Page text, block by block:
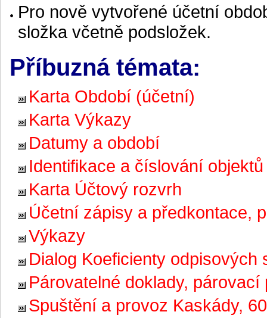
Pro nově vytvořené účetní
složka včetně podsložek.
Příbuzná témata:
Karta Období (účetní)
Karta Výkazy
Datumy a období
Identifikace a číslování objektů
Karta Účtový rozvrh
Účetní zápisy a předkontace,
Výkazy
Dialog Koeficienty odpisových
Párovatelné doklady,
Spuštění a provoz Kaskády,